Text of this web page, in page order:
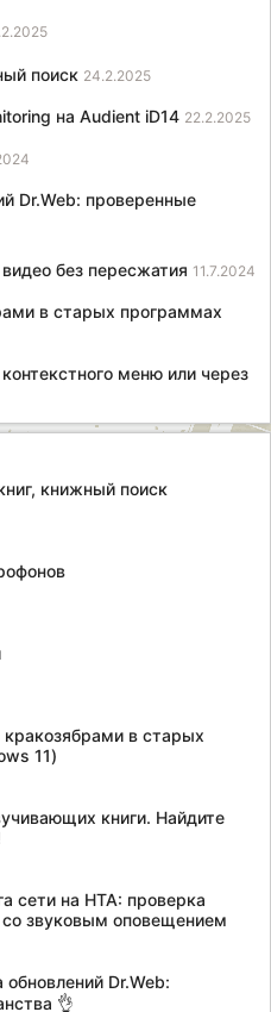
поиск 24.2.2025
на Audient iD14 22.2.2025
Dr.Web: проверенные
без пересжатия 11.7.2024
в старых программах
меню или через
книжный поиск
в старых
11)
книги. Найдите
сети на HTA: проверка
со звуковым оповещением
Dr.Web:
👌